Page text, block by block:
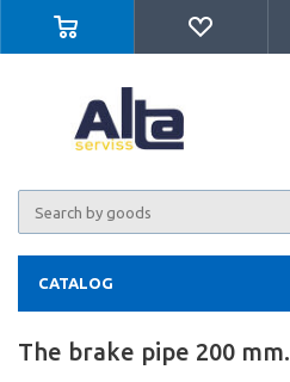
CATALOG
The brake pipe 200 mm.